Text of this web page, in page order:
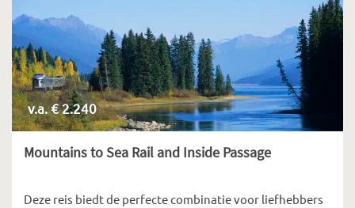
v.a. € 2.240
Mountains to Sea Rail and Inside Passage
Deze reis biedt de perfecte combinatie voor liefhebbers